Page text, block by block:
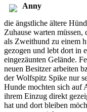
Anny
die ängstliche ältere
Zuhause warten müssen,
als Zweithund zu einem
gezogen und lebt dort in
eingezäunten Gelände.
neuen Besitzer arbeiten
der Wolfspitz Spike nur
Hunde mochten sich auf
ihrem Einzug direkt
hat und dort bleiben